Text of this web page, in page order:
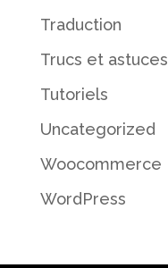
Traduction
Trucs et astuces
Tutoriels
Uncategorized
Woocommerce
WordPress